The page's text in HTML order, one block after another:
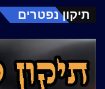
תיקון נפטרים